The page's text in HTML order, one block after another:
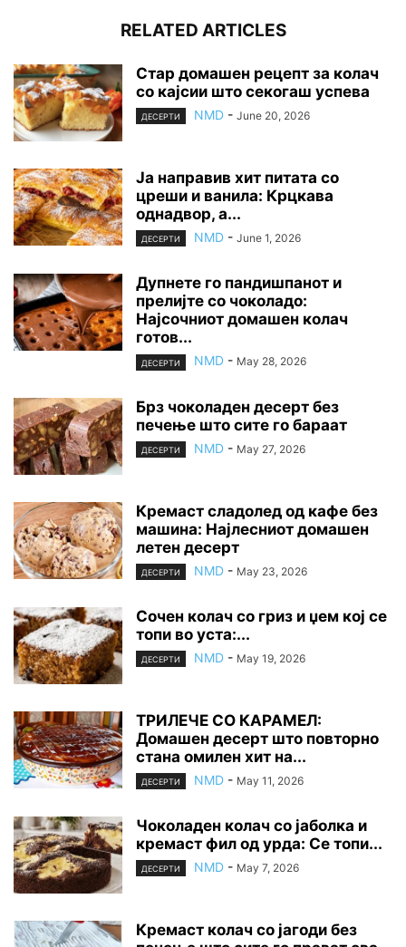
RELATED ARTICLES
Стар домашен рецепт за колач
со кајсии што секогаш успева
ДЕСЕРТИ NMD - June 20, 2026
Ја направив хит питата со
цреши и ванила: Крцкава
однадвор, а...
ДЕСЕРТИ NMD - June 1, 2026
Дупнете го пандишпанот и
прелијте со чоколадо:
Најсочниот домашен колач
готов...
ДЕСЕРТИ NMD - May 28, 2026
Брз чоколаден десерт без
печење што сите го бараат
ДЕСЕРТИ NMD - May 27, 2026
Кремаст сладолед од кафе без
машина: Најлесниот домашен
летен десерт
ДЕСЕРТИ NMD - May 23, 2026
Сочен колач со гриз и џем кој се
топи во уста:...
ДЕСЕРТИ NMD - May 19, 2026
ТРИЛЕЧЕ СО КАРАМЕЛ:
Домашен десерт што повторно
стана омилен хит на...
ДЕСЕРТИ NMD - May 11, 2026
Чоколаден колач со јаболка и
кремаст фил од урда: Се топи...
ДЕСЕРТИ NMD - May 7, 2026
Кремаст колач со јагоди без